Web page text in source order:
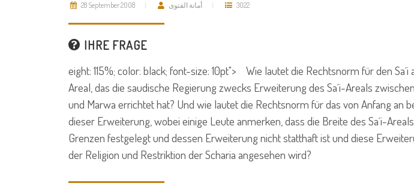
28 September 2008 أمانة الفتوى 3022
IHRE FRAGE
eight: 115%; color: black; font-size: 10pt"> Wie lautet die Rechtsnorm für den Sa´i
Areal, das die saudische Regierung zwecks Erweiterung des Sa´i-Areals
und Marwa errichtet hat? Und wie lautet die Rechtsnorm für das von Anfang an
dieser Erweiterung, wobei einige Leute anmerken, dass die Breite des Sa´i-
Grenzen festgelegt und dessen Erweiterung nicht statthaft ist und diese
der Religion und Restriktion der Scharia angesehen wird?